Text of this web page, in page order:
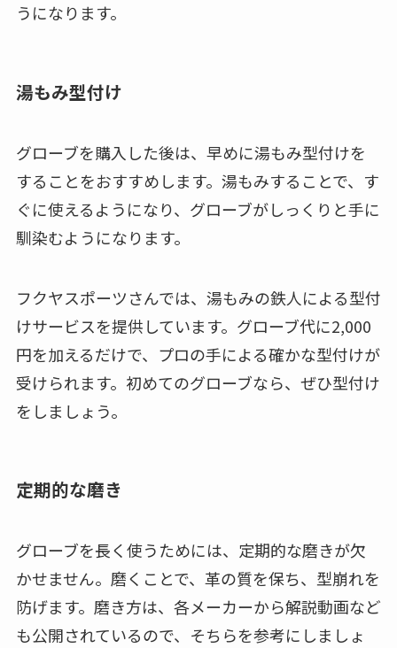
うになります。
湯もみ型付け
グローブを購入した後は、早めに湯もみ型付けを
することをおすすめします。湯もみすることで、す
ぐに使えるようになり、グローブがしっくりと手に
馴染むようになります。
フクヤスポーツさんでは、湯もみの鉄人による型付
けサービスを提供しています。グローブ代に2,000
円を加えるだけで、プロの手による確かな型付けが
受けられます。初めてのグローブなら、ぜひ型付け
をしましょう。
定期的な磨き
グローブを長く使うためには、定期的な磨きが欠
かせません。磨くことで、革の質を保ち、型崩れを
防げます。磨き方は、各メーカーから解説動画など
も公開されているので、そちらを参考にしましょ